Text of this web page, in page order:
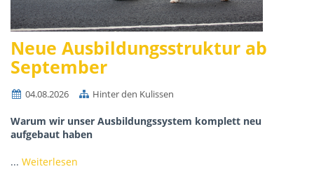
Neue Ausbildungsstruktur ab
September
04.08.2026 Hinter den Kulissen
Warum wir unser Ausbildungssystem komplett neu
aufgebaut haben
... Weiterlesen